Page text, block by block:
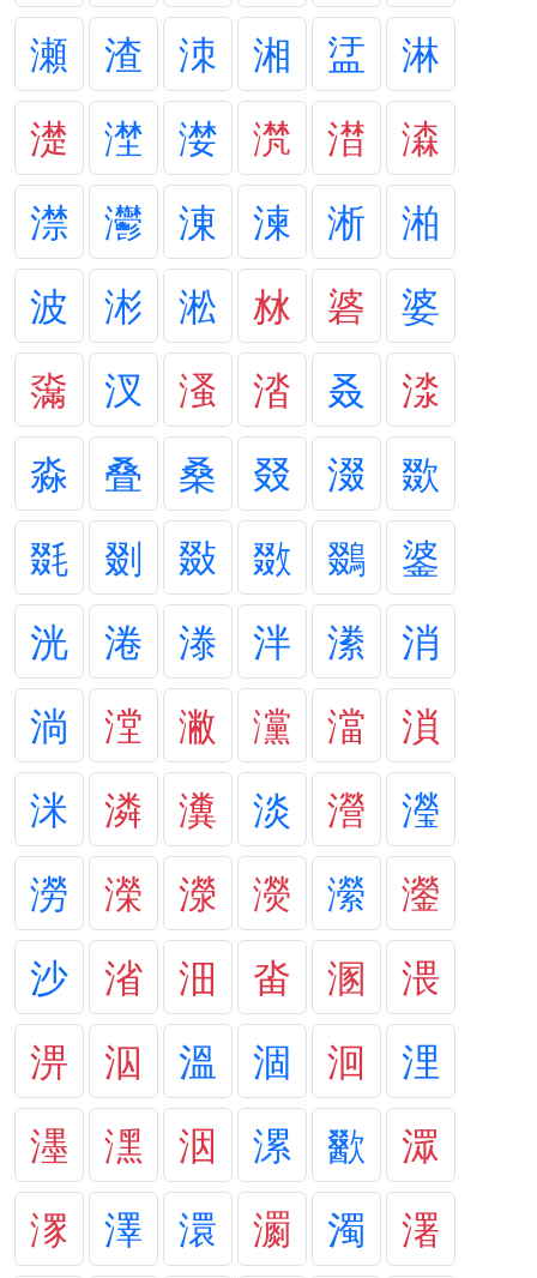
瀬 渣 洓 湘 盓
淋
濋
漜 漤 滼 澘
潹
澿
灪 涷 湅 淅
湐
波
涁 淞 沝 碆
婆
濷
汊 溞 涾 叒
渁
淼
叠 桑 叕 涰
欼
毲
剟 敠 敪 鵽
錃
洸
淃 漛 泮 潫
消
淌
漟 潎 灙 澢
溑
洣
潾 瀵 淡 瀯
瀅
澇
濚 濴 濙 瀠
灐
沙
渻 沺 畓 溷
渨
淠
泅 溫 涸 洄
浬
濹
潶 洇 漯 歠
潀
潈
澤 澴 瀱 濁
濖